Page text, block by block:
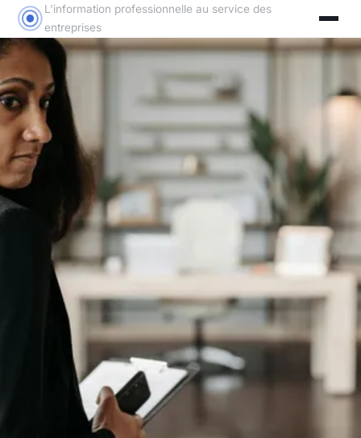
L'information professionnelle au service des
entreprises